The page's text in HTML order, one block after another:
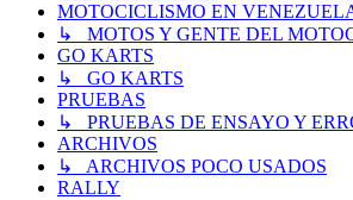
MOTOCICLISMO EN
↳ MOTOS Y GENTE DEL
GO KARTS
↳ GO KARTS
PRUEBAS
↳ PRUEBAS DE ENSAYO Y
ARCHIVOS
↳ ARCHIVOS POCO USADOS
RALLY